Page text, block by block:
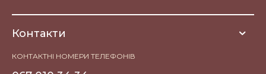
Контакти
КОНТАКТНІ НОМЕРИ ТЕЛЕФОНІВ